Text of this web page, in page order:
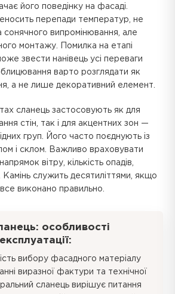
його поведінку на фасаді.
перепади температур, не
сонячного випромінювання, але
монтажу. Помилка на етапі
звести нанівець усі переваги
варто розглядати як
а не лише декоративний елемент.
сланець застосовують як для
стін, так і для акцентних зон —
груп. Його часто поєднують із
і склом. Важливо враховувати
вітру, кількість опадів,
Камінь служить десятиліттями, якщо
виконано правильно.
особливості
вибору фасадного матеріалу
виразної фактури та технічної
сланець вирішує питання